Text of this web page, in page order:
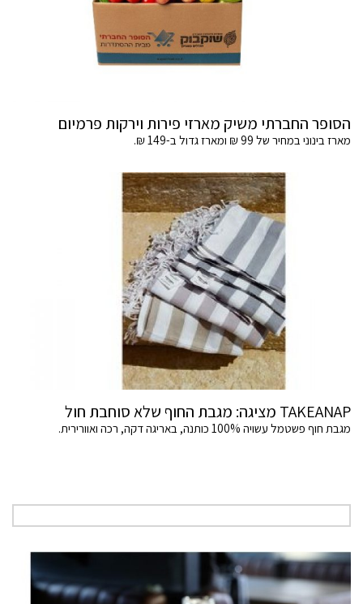
הסופר החברתי משיק מארזי פירות וירקות פרמיום
מארז בינוני במחיר של 99 ₪ ומארז גדול ב-149 ₪.
TAKEANAP מציגה: מגבת החוף שלא סוחבת חול
מגבת חוף פשטמל עשויה 100% כותנה, באריגה דקה, רכה ואוורירית.